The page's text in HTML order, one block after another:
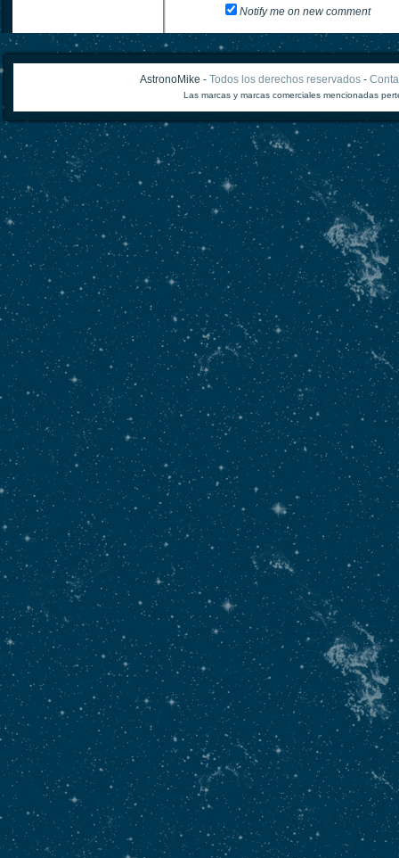
Notify me on new comment
AstronoMike - Todos los derechos reservados-
Las marcas y marcas comerciales mencionadas